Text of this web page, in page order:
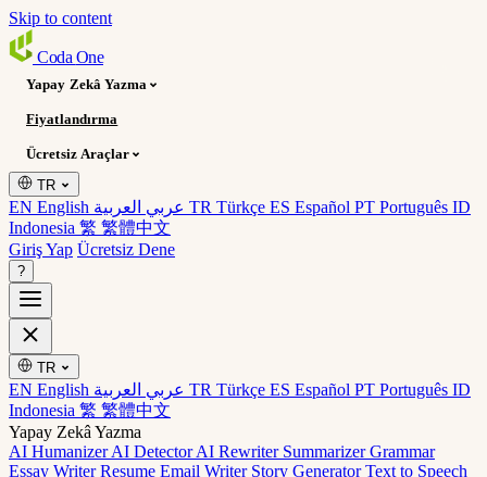
Skip to content
Coda One
Yapay Zekâ Yazma
Fiyatlandırma
Ücretsiz Araçlar
TR
EN English TR Türkçe ES Español PT Português ID
Indonesia 繁 繁體中文
Giriş Yap Ücretsiz Dene
?
TR
EN English TR Türkçe ES Español PT Português ID
Indonesia 繁 繁體中文
Yapay Zekâ Yazma
AI HumanizerAI DetectorAI Rewriter SummarizerGrammar
Essay WriterResume Email Writer Story GeneratorText to Speech